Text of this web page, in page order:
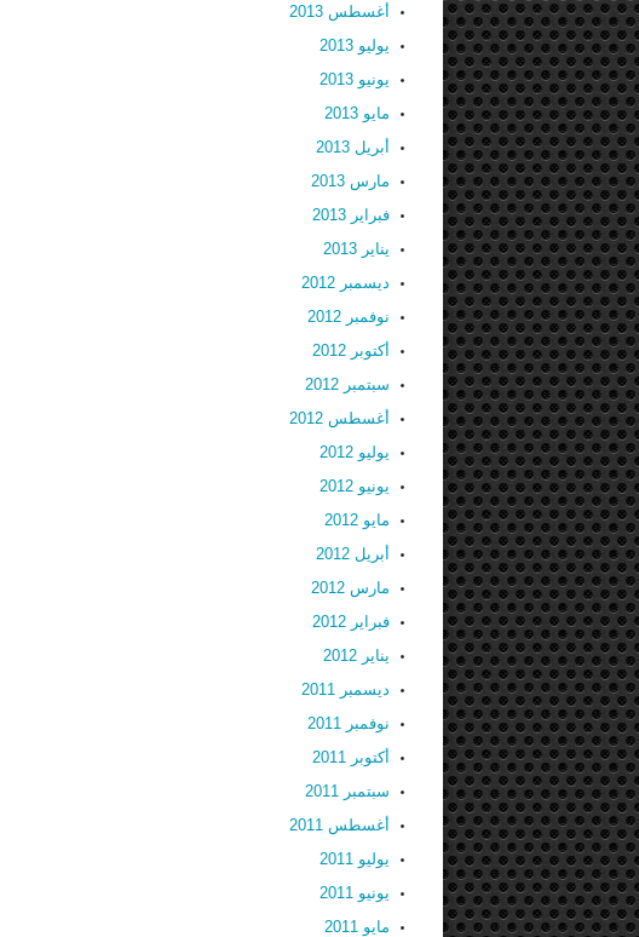
أغسطس 2013
يوليو 2013
يونيو 2013
مايو 2013
أبريل 2013
مارس 2013
فبراير 2013
يناير 2013
ديسمبر 2012
نوفمبر 2012
أكتوبر 2012
سبتمبر 2012
أغسطس 2012
يوليو 2012
يونيو 2012
مايو 2012
أبريل 2012
مارس 2012
فبراير 2012
يناير 2012
ديسمبر 2011
نوفمبر 2011
أكتوبر 2011
سبتمبر 2011
أغسطس 2011
يوليو 2011
يونيو 2011
مايو 2011